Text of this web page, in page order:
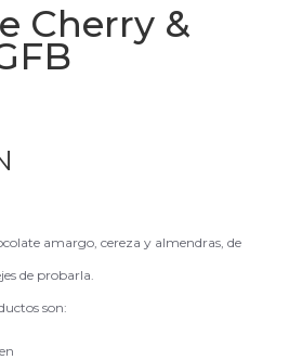
Cherry &
amargo, cereza y almendras, de
de probarla.
son: